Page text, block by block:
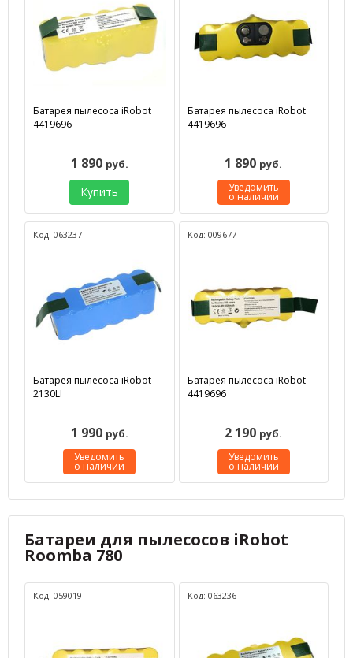
Батарея пылесоса iRobot
4419696
1 890 руб.
Купить
Батарея пылесоса iRobot
4419696
1 890 руб.
Уведомить
о наличии
Код: 063237
Батарея пылесоса iRobot
2130LI
1 990 руб.
Уведомить
о наличии
Код: 009677
Батарея пылесоса iRobot
4419696
2 190 руб.
Уведомить
о наличии
Батареи для пылесосов iRobot
Roomba 780
Код: 059019 Код: 063236